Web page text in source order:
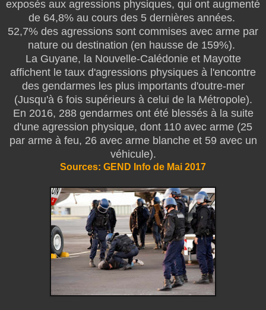
exposés aux agressions physiques, qui ont augmenté
de 64,8% au cours des 5 dernières années.
52,7% des agressions sont commises avec arme par
nature ou destination (en hausse de 159%).
La Guyane, la Nouvelle-Calédonie et Mayotte
affichent le taux d'agressions physiques à l'encontre
des gendarmes les plus importants d'outre-mer
(Jusqu'à 6 fois supérieurs à celui de la Métropole).
En 2016, 288 gendarmes ont été blessés à la suite
d'une agression physique, dont 110 avec arme (25
par arme à feu, 26 avec arme blanche et 59 avec un
véhicule).
Sources: GEND Info de Mai 2017